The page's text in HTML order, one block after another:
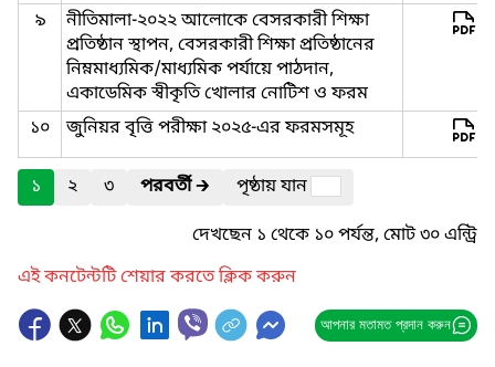
৯
নীতিমালা-২০২২ আলোকে বেসরকারী শিক্ষা
প্রতিষ্ঠান স্থাপন, বেসরকারী শিক্ষা প্রতিষ্ঠানের
নিম্নমাধ্যমিক/মাধ্যমিক পর্যায়ে পাঠদান,
একাডেমিক স্বীকৃতি খোলার নোটিশ ও ফরম
১০
জুনিয়র বৃত্তি পরীক্ষা ২০২৫-এর ফরমসমূহ
১ ২ ৩ পরবর্তী🡲
পৃষ্ঠায় যান
দেখছেন ১ থেকে ১০ পর্যন্ত, মোট ৩০ এন্ট্রি
এই কনটেন্টটি শেয়ার করতে ক্লিক করুন
আপনার মতামত প্রদান করুন